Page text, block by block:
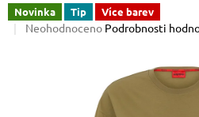
Novinka Tip Více barev
Průměrné
Neohodnoceno Podrobnosti